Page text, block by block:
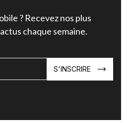
? Recevez nos plus
chaque semaine.
S'INSCRIRE